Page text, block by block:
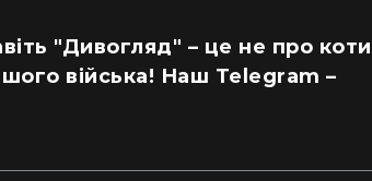
"Дивогляд" – це не про
війська! Наш Telegram –